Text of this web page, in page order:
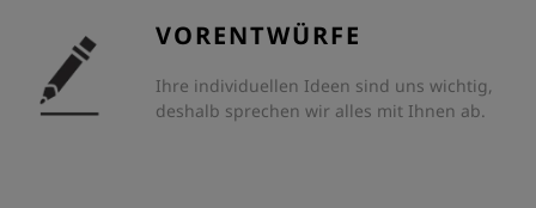
VORENTWÜRFE
Ihre individuellen Ideen sind uns wichtig,
deshalb sprechen wir alles mit Ihnen ab.